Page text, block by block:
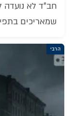
חב"ד לא נועדה
שמאריכים
הרבי